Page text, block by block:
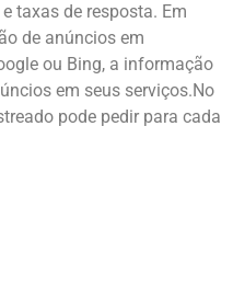
taxas de resposta. Em
de anúncios em
ou Bing, a informação
em seus serviços.No
pode pedir para cada